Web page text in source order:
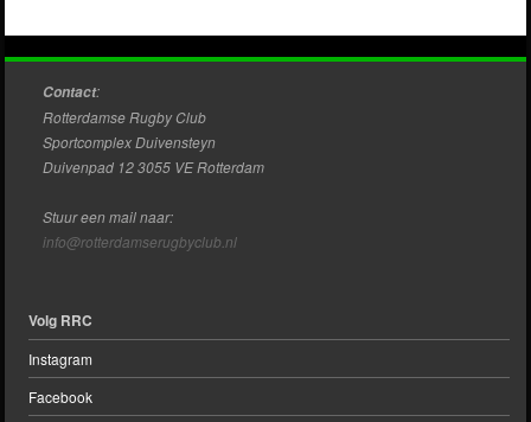
Post navigation
Contact:
Rotterdamse Rugby Club
Sportcomplex Duivensteyn
Duivenpad 12 3055 VE Rotterdam
Stuur een mail naar:
info@rotterdamserugbyclub.nl
Volg RRC
Instagram
Facebook